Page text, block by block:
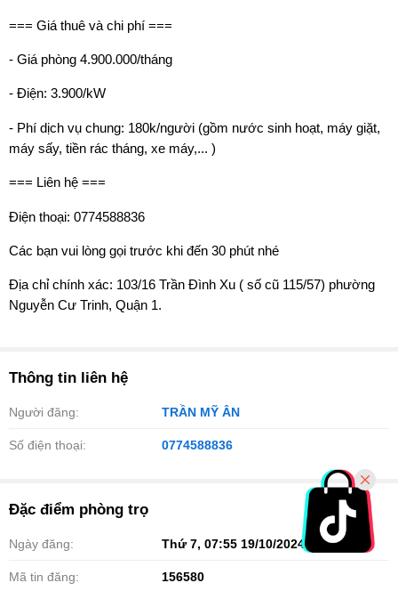
=== Giá thuê và chi phí ===
- Giá phòng 4.900.000/tháng
- Điện: 3.900/kW
- Phí dịch vụ chung: 180k/người (gồm nước sinh hoạt, máy giặt,
máy sấy, tiền rác tháng, xe máy,... )
=== Liên hệ ===
Điện thoại: 0774588836
Các bạn vui lòng gọi trước khi đến 30 phút nhé
Địa chỉ chính xác: 103/16 Trần Đình Xu ( số cũ 115/57) phường
Nguyễn Cư Trinh, Quận 1.
Thông tin liên hệ
Người đăng: TRẦN MỸ ÂN
Số điện thoại: 0774588836
Đặc điểm phòng trọ
Ngày đăng: Thứ 7, 07:55 19/10/2024
Mã tin đăng: 156580